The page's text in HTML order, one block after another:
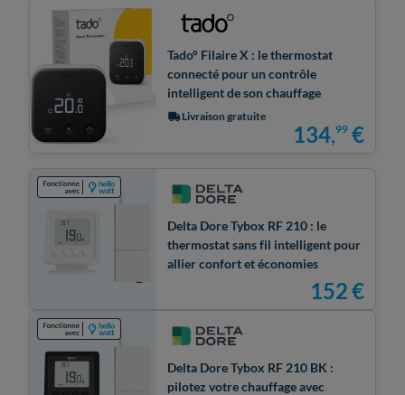
Tado° Filaire X : le thermostat
connecté pour un contrôle
intelligent de son chauffage
Livraison gratuite
134,99 €
Delta Dore Tybox RF 210 : le
thermostat sans fil intelligent pour
allier confort et économies
152€
Delta Dore Tybox RF 210 BK :
pilotez votre chauffage avec